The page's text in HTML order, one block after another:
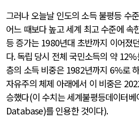
그러나 오늘날 인도의 소득 불평등 수
어느 때보다 높고 세계 최고 수준에 속
등 증가는 1980년대 초반까지 이어졌
다.독립 당시 전체 국민소득의 약 12%
층의 소득 비중은 1982년까지 6%로
자유주의 체제 아래에서 이 비중은
승했다(이 수치는 세계불평등데이터베
Database)를 인용한 것이다).